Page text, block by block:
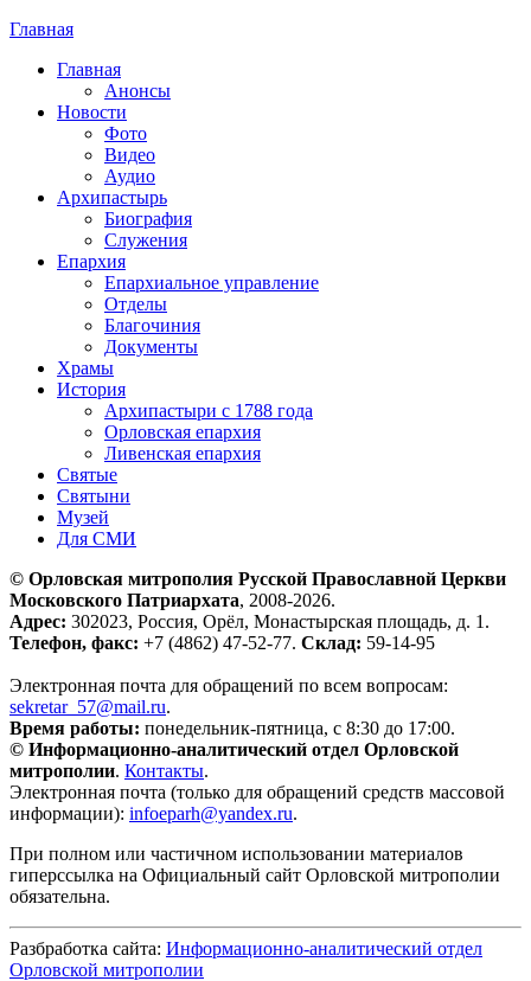
Вы здесь
Главная
Главная
Анонсы
Новости
Фото
Видео
Аудио
Архипастырь
Биография
Служения
Епархия
Епархиальное управление
Отделы
Благочиния
Документы
Храмы
История
Архипастыри с 1788 года
Орловская епархия
Ливенская епархия
Святые
Святыни
Музей
Для СМИ
© Орловская митрополия Русской Православной Церкви
Московского Патриархата, 2008-2026.
Адрес: 302023, Россия, Орёл, Монастырская площадь, д. 1.
Телефон, факс: +7 (4862) 47-52-77. Склад: 59-14-95
Электронная почта для обращений по всем вопросам:
sekretar_57@mail.ru.
Время работы: понедельник-пятница, с 8:30 до 17:00.
© Информационно-аналитический отдел Орловской
митрополии. Контакты.
Электронная почта (только для обращений средств массовой
информации): infoeparh@yandex.ru.
При полном или частичном использовании материалов
гиперссылка на Официальный сайт Орловской митрополии
обязательна.
Разбработка сайта: Информационно-аналитический отдел
Орловской митрополии